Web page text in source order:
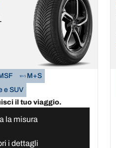
M+S
e SUV
il tuo viaggio.
la misura
i dettagli